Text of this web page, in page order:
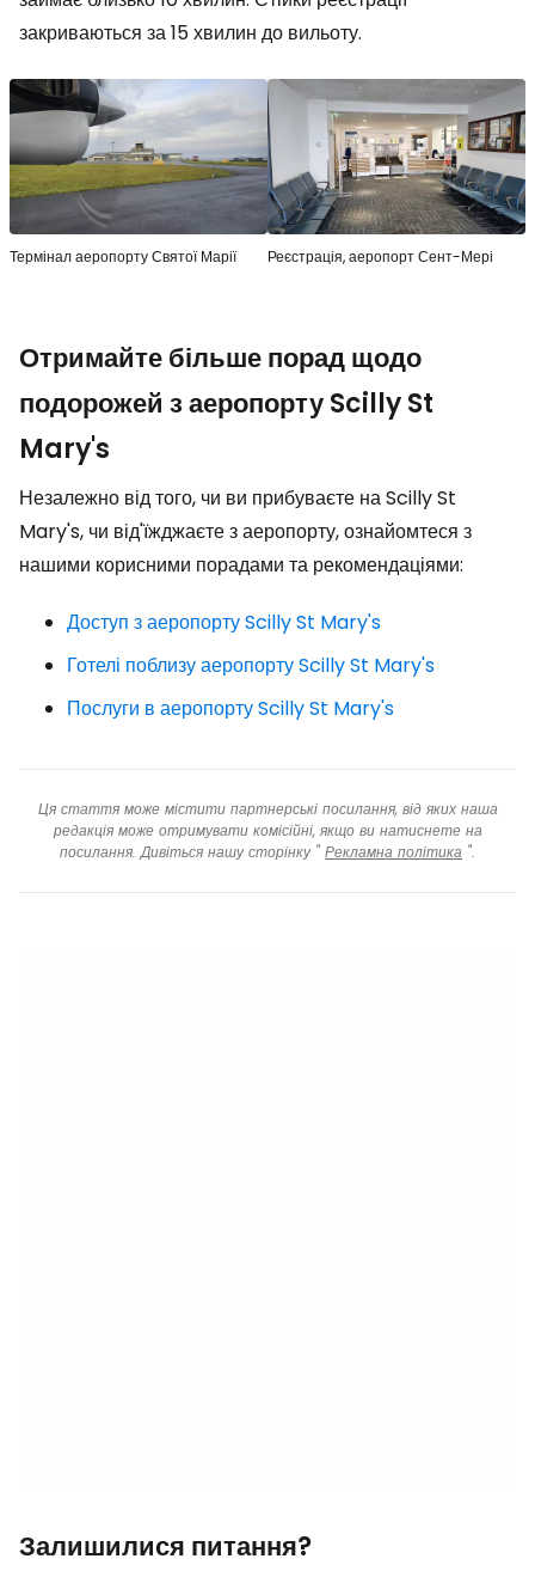
закриваються за 15 хвилин до вильоту.
Термінал аеропорту Святої Марії Реєстрація, аеропорт Сент-Мері
Отримайте більше порад щодо
подорожей з аеропорту Scilly St
Mary's
Незалежно від того, чи ви прибуваєте на Scilly St
Mary's, чи від'їжджаєте з аеропорту, ознайомтеся з
нашими корисними порадами та рекомендаціями:
Доступ з аеропорту Scilly St Mary's
Готелі поблизу аеропорту Scilly St Mary's
Послуги в аеропорту Scilly St Mary's
Ця стаття може містити партнерські посилання, від яких наша
редакція може отримувати комісійні, якщо ви натиснете на
посилання. Дивіться нашу сторінку " Рекламна політика ".
Залишилися питання?